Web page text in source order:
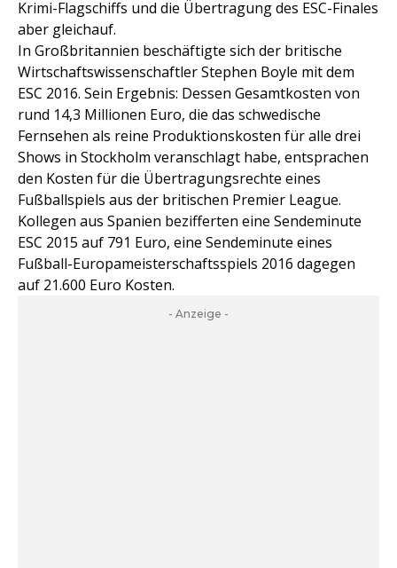
Krimi-Flagschiffs und die Übertragung des ESC-Finales
aber gleichauf.
In Großbritannien beschäftigte sich der britische
Wirtschaftswissenschaftler Stephen Boyle mit dem
ESC 2016. Sein Ergebnis: Dessen Gesamtkosten von
rund 14,3 Millionen Euro, die das schwedische
Fernsehen als reine Produktionskosten für alle drei
Shows in Stockholm veranschlagt habe, entsprachen
den Kosten für die Übertragungsrechte eines
Fußballspiels aus der britischen Premier League.
Kollegen aus Spanien bezifferten eine Sendeminute
ESC 2015 auf 791 Euro, eine Sendeminute eines
Fußball-Europameisterschaftsspiels 2016 dagegen
auf 21.600 Euro Kosten.
- Anzeige -